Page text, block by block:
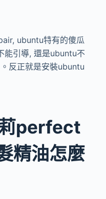
ubuntu特有的傻瓜
能引導, 還是ubuntu不
反正就是安裝ubuntu
perfect
精油怎麼